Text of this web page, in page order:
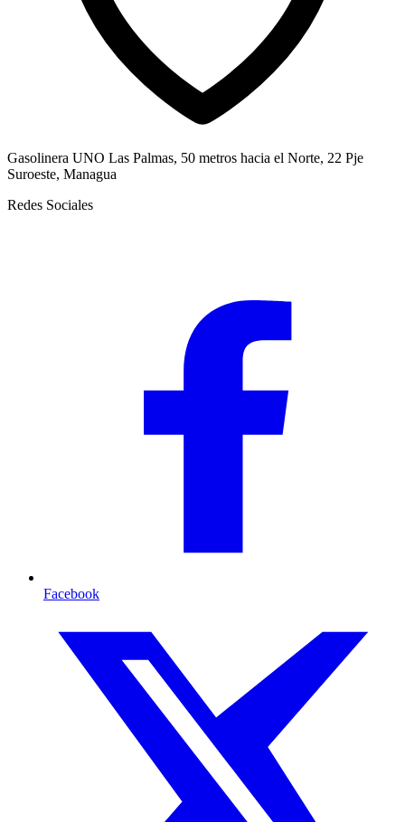
Gasolinera UNO Las Palmas, 50 metros hacia el Norte, 22 Pje
Suroeste, Managua
Redes Sociales
Facebook